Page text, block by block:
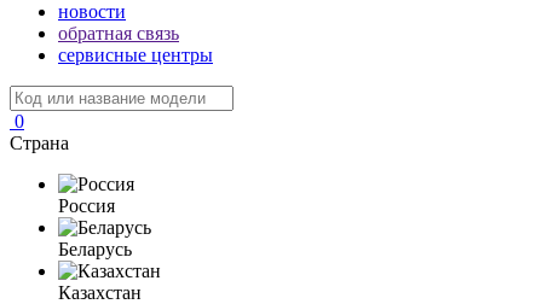
новости
обратная связь
сервисные центры
0
Страна
Россия
Беларусь
Казахстан